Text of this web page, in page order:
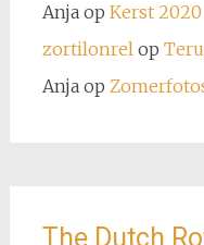
Anjaop Kerst 2020
zortilonrelop
Anjaop
The Dutch